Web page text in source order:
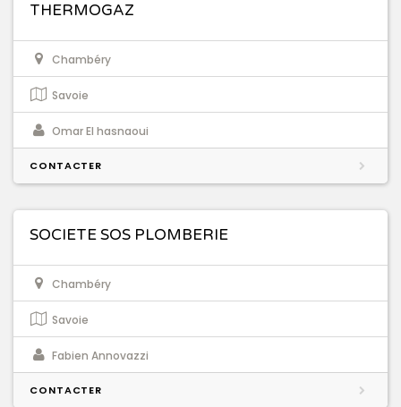
THERMOGAZ
Chambéry
Savoie
Omar El hasnaoui
CONTACTER
SOCIETE SOS PLOMBERIE
Chambéry
Savoie
Fabien Annovazzi
CONTACTER